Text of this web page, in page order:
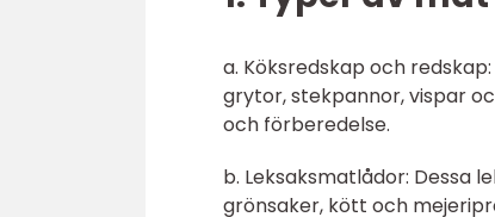
a. Köksredskap och
grytor, stekpannor, vispar
och förberedelse.
b. Leksaksmatlådor: Dessa
grönsaker, kött och